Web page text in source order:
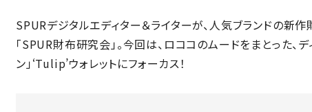
SPURデジタルエディター＆ライターが、人気ブランドの新
「SPUR財布研究会」。今回は、ロココのムードをまとった、
ン」‘Tulip’ウォレットにフォーカス！